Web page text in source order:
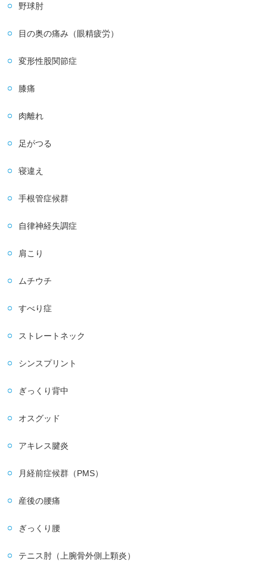
野球肘
目の奥の痛み（眼精疲労）
変形性股関節症
膝痛
肉離れ
足がつる
寝違え
手根管症候群
自律神経失調症
肩こり
ムチウチ
すべり症
ストレートネック
シンスプリント
ぎっくり背中
オスグッド
アキレス腱炎
月経前症候群（PMS）
産後の腰痛
ぎっくり腰
テニス肘（上腕骨外側上顆炎）